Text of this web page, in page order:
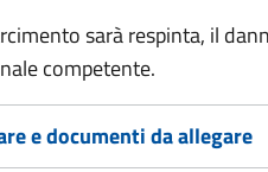
sarà respinta, il
competente.
e documenti da allegare